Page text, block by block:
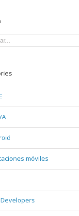
móviles
Developers